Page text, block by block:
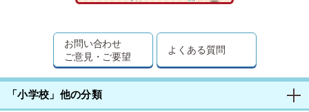
お問い合わせ
ご意見・ご要望
よくある質問
「小学校」他の分類